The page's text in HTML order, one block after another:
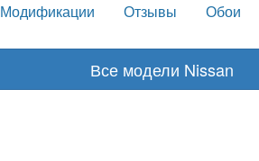
Модификации Отзывы Обои
Все модели Nissan